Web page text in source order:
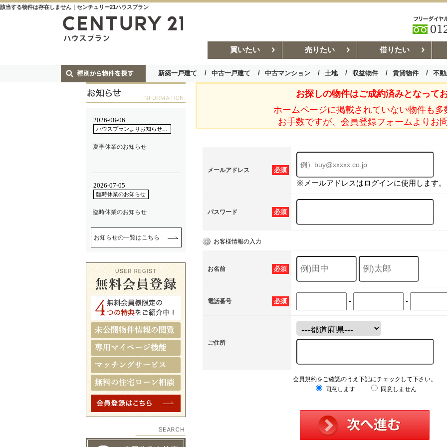
該当する物件は存在しません｜センチュリー21ハウスプラン
買いたい 売りたい 借りたい
新築一戸建て 中古一戸建て 中古マンション 土地 収益物件 賃貸物件 不
お部屋探しコラム 賃貸管理コ
お探しの物件はご成約済みとなってお
ホームページに掲載されていない物件も多
お手数ですが、会員登録フォームよりお
必須
メールアドレス
※メールアドレスはログインに使用します。
必須
パスワード
お客様情報の入力
必須
お名前
必須
電話番号 - -
ご住所
会員規約をご確認のうえ下記にチェックして下さい。
同意します
同意しません
お知らせの一覧はこちら